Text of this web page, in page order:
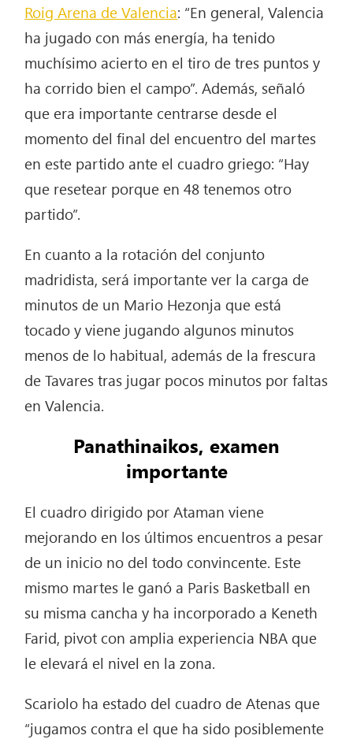
Roig Arena de Valencia: “En general, Valencia
ha jugado con más energía, ha tenido
muchísimo acierto en el tiro de tres puntos y
ha corrido bien el campo”. Además, señaló
que era importante centrarse desde el
momento del final del encuentro del martes
en este partido ante el cuadro griego: “Hay
que resetear porque en 48 tenemos otro
partido”.
En cuanto a la rotación del conjunto
madridista, será importante ver la carga de
minutos de un Mario Hezonja que está
tocado y viene jugando algunos minutos
menos de lo habitual, además de la frescura
de Tavares tras jugar pocos minutos por faltas
en Valencia.
Panathinaikos, examen
importante
El cuadro dirigido por Ataman viene
mejorando en los últimos encuentros a pesar
de un inicio no del todo convincente. Este
mismo martes le ganó a Paris Basketball en
su misma cancha y ha incorporado a Keneth
Farid, pivot con amplia experiencia NBA que
le elevará el nivel en la zona.
Scariolo ha estado del cuadro de Atenas que
“jugamos contra el que ha sido posiblemente